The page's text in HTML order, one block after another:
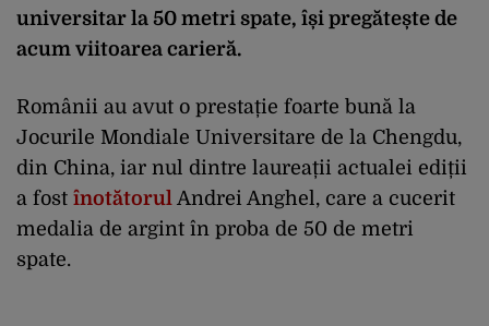
universitar la 50 metri spate, își pregătește de
acum viitoarea carieră.
Românii au avut o prestație foarte bună la
Jocurile Mondiale Universitare de la Chengdu,
din China, iar nul dintre laureații actualei ediții
a fost înotătorul Andrei Anghel, care a cucerit
medalia de argint în proba de 50 de metri
spate.